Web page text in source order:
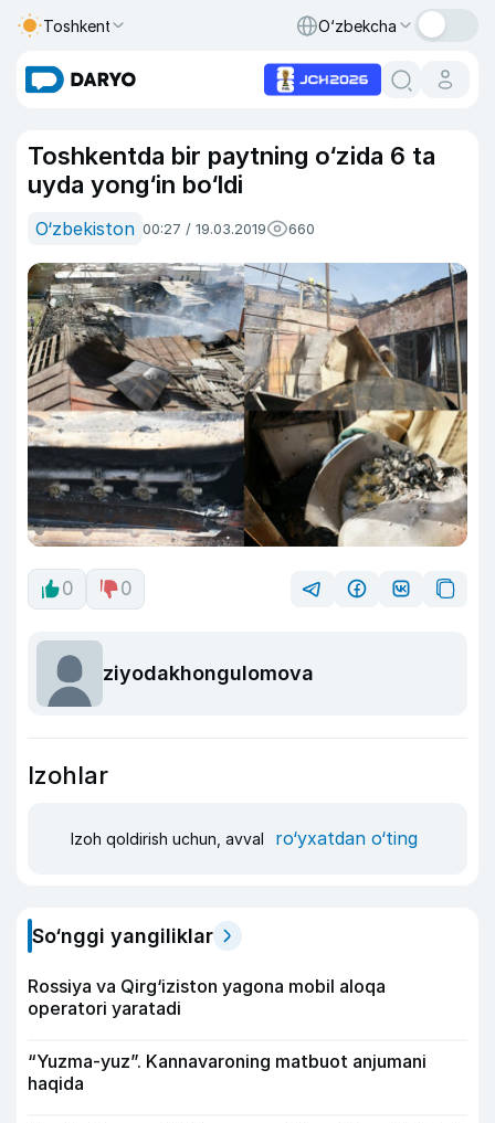
Toshkent O‘zbekcha
Toshkentda bir paytning o‘zida 6 ta
uyda yong‘in bo‘ldi
O‘zbekiston 00:27 / 19.03.2019 660
0 0
ziyodakhongulomova
Izohlar
Izoh qoldirish uchun, avval ro‘yxatdan o‘ting
So‘nggi yangiliklar
Rossiya va Qirg‘iziston yagona mobil aloqa
operatori yaratadi
“Yuzma-yuz”. Kannavaroning matbuot anjumani
haqida